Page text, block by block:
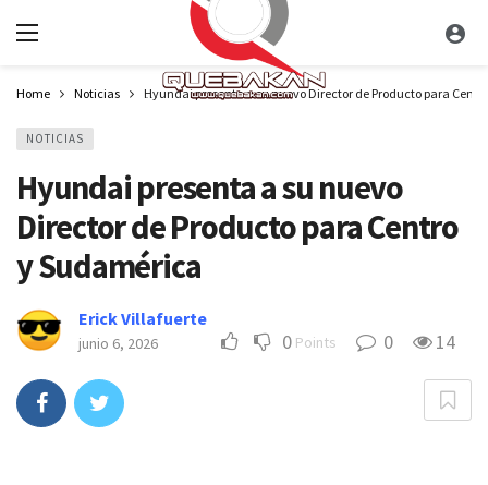
Home Noticias Hyundai presenta a su nuevo Director de Producto para
NOTICIAS
Hyundai presenta a su nuevo
Director de Producto para Centro
y Sudamérica
Erick Villafuerte
junio 6, 2026 0 Points 0 14